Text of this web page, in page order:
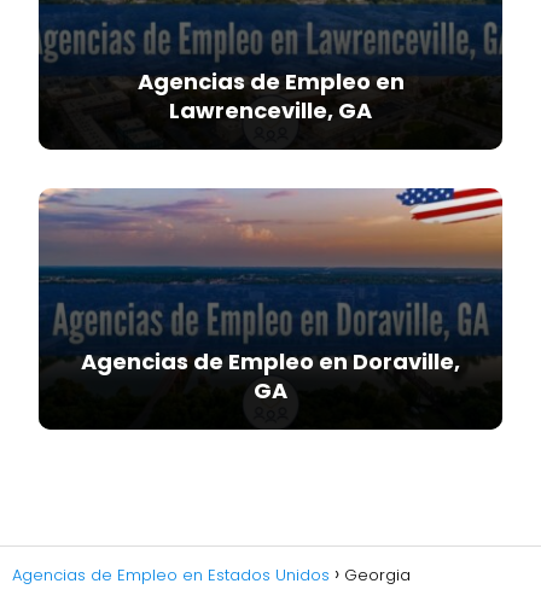
Agencias de Empleo en
Lawrenceville, GA
Agencias de Empleo en Doraville,
GA
Agencias de Empleo en Estados Unidos Georgia